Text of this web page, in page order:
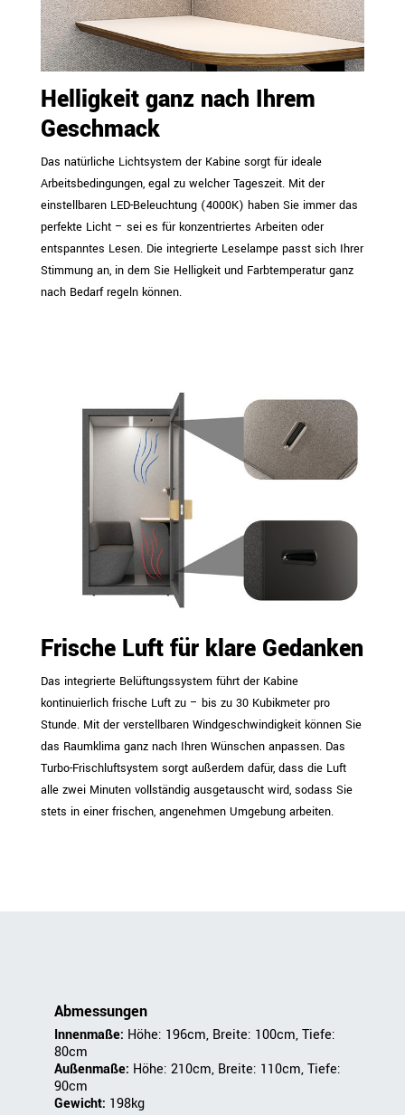
Helligkeit ganz nach Ihrem
Geschmack
Das natürliche Lichtsystem der Kabine sorgt für ideale
Arbeitsbedingungen, egal zu welcher Tageszeit. Mit der
einstellbaren LED-Beleuchtung (4000K) haben Sie immer das
perfekte Licht – sei es für konzentriertes Arbeiten oder
entspanntes Lesen. Die integrierte Leselampe passt sich Ihrer
Stimmung an, in dem Sie Helligkeit und Farbtemperatur ganz
nach Bedarf regeln können.
Frische Luft für klare Gedanken
Das integrierte Belüftungssystem führt der Kabine
kontinuierlich frische Luft zu – bis zu 30 Kubikmeter pro
Stunde. Mit der verstellbaren Windgeschwindigkeit können Sie
das Raumklima ganz nach Ihren Wünschen anpassen. Das
Turbo-Frischluftsystem sorgt außerdem dafür, dass die Luft
alle zwei Minuten vollständig ausgetauscht wird, sodass Sie
stets in einer frischen, angenehmen Umgebung arbeiten.
Abmessungen
Innenmaße: Höhe: 196cm, Breite: 100cm, Tiefe:
80cm
Außenmaße: Höhe: 210cm, Breite: 110cm, Tiefe:
90cm
Gewicht: 198kg